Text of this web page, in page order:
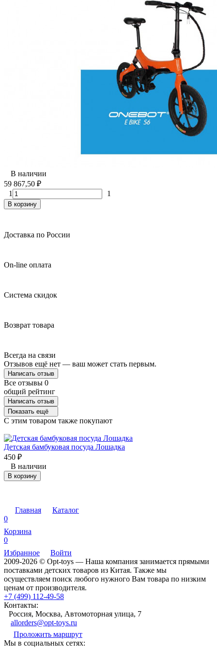
В наличии
59 867,50 ₽
1
1
В корзину
Доставка по России
On-line оплата
Система скидок
Возврат товара
Всегда на связи
Отзывов ещё нет — ваш может стать первым.
Написать отзыв
Все отзывы 0
общий рейтинг
Написать отзыв
Показать ещё
C этим товаром также покупают
Детская бамбуковая посуда Лошадка
450 ₽
В наличии
В корзину
Главная
Каталог
0
Корзина
0
Избранное
Войти
2009-2026 © Opt-toys — Наша компания занимается прямыми
поставками детских товаров из Китая. Также мы
осуществляем поиск любого нужного Вам товара по низким
ценам от производителя.
+7 (499) 112-49-58
Контакты:
Россия, Москва, Автомоторная улица, 7
allorders@opt-toys.ru
Проложить маршрут
Мы в социальных сетях: